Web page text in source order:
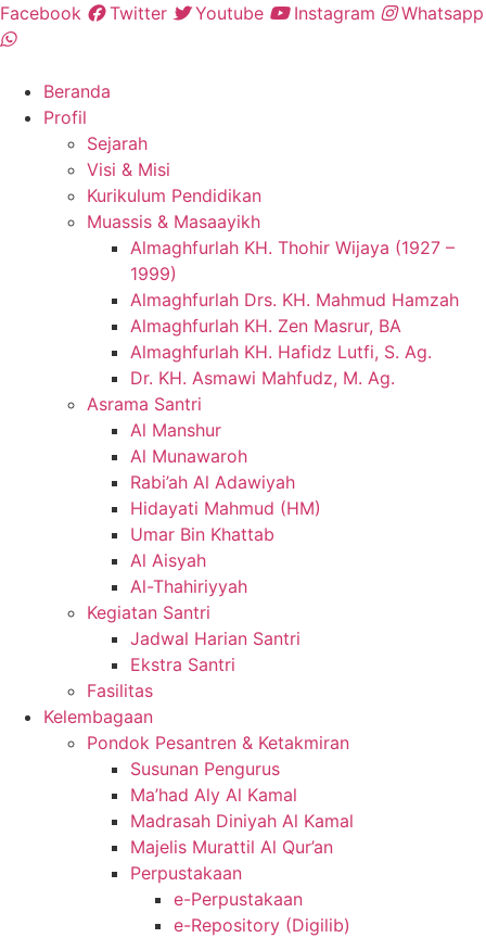
Skip
to
Facebook Twitter Youtube Instagram Whatsapp
Beranda
Profil
Sejarah
Visi & Misi
Kurikulum Pendidikan
Muassis & Masaayikh
Almaghfurlah KH. Thohir Wijaya (1927 –
1999)
Almaghfurlah Drs. KH. Mahmud Hamzah
Almaghfurlah KH. Zen Masrur, BA
Almaghfurlah KH. Hafidz Lutfi, S. Ag.
Dr. KH. Asmawi Mahfudz, M. Ag.
Asrama Santri
Al Manshur
Al Munawaroh
Rabi’ah Al Adawiyah
Hidayati Mahmud (HM)
Umar Bin Khattab
Al Aisyah
Al-Thahiriyyah
Kegiatan Santri
Jadwal Harian Santri
Ekstra Santri
Fasilitas
Kelembagaan
Pondok Pesantren & Ketakmiran
Susunan Pengurus
Ma’had Aly Al Kamal
Madrasah Diniyah Al Kamal
Majelis Murattil Al Qur’an
Perpustakaan
e-Perpustakaan
e-Repository (Digilib)